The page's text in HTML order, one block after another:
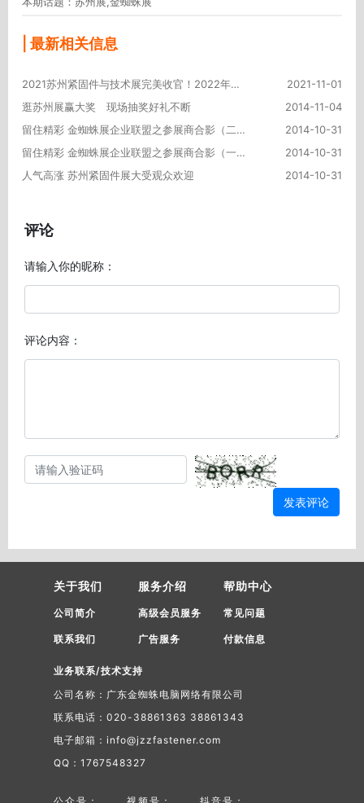
| 最新相关信息
2021苏州紧固件与技术展完美收官！2022年再续精彩！
2021-11-01
逛苏州展赢大奖 现场抽奖好礼不断
2014-11-04
留住精彩 金蜘蛛展企业联盟之参展商合影（二）
2014-10-31
留住精彩 金蜘蛛展企业联盟之参展商合影（一）
2014-10-31
人气高涨 苏州紧固件展大受观众欢迎
2014-10-31
评论
请输入你的昵称：
评论内容：
发表评论
关于我们
公司简介
联系我们
服务介绍
高级会员服务
广告服务
帮助中心
常见问题
付款信息
业务联系/技术支持
公司名称：广东金蜘蛛电脑网络有限公司
联系电话：020-38861363 38861343
电子邮箱：info@jzzfastener.com
QQ：1767548327